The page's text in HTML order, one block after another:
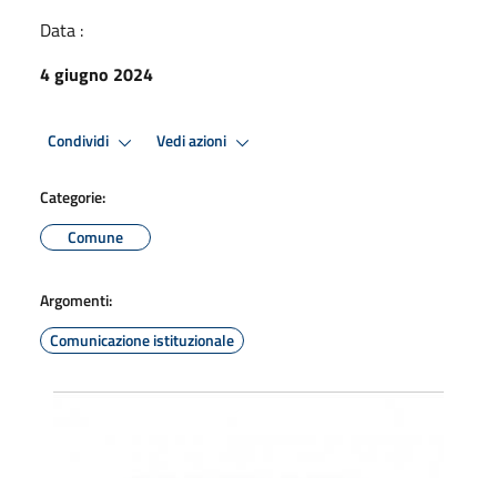
Data :
4 giugno 2024
Condividi Vedi azioni
Categorie:
Comune
Argomenti:
Comunicazione istituzionale